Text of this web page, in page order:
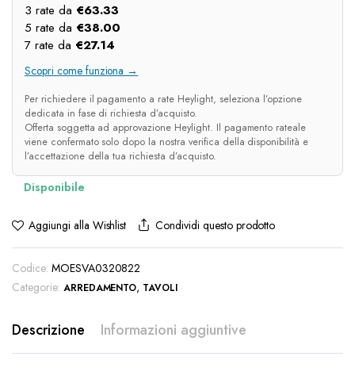
3 rate da €63.33
5 rate da €38.00
7 rate da €27.14
Scopri come funziona →
Per richiedere il pagamento a rate Heylight, seleziona l’opzione
dedicata in fase di richiesta d’acquisto.
Offerta soggetta ad approvazione Heylight. Il pagamento rateale
viene confermato solo dopo la nostra verifica della disponibilità e
l’accettazione della tua richiesta d’acquisto.
Aggiungi alla Wishlist Condividi questo prodotto
Codice: MOESVA0320822
Categorie: ARREDAMENTO, TAVOLI
Descrizione Informazioni aggiuntive